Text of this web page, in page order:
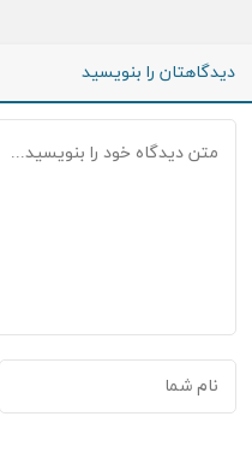
دیدگاهتان را بنویسید